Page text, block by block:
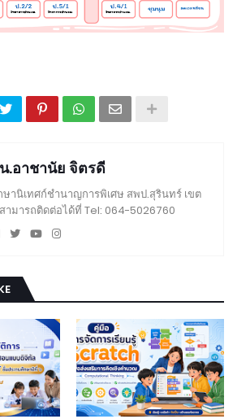
.อาชานัย จิตรดี
ษานิเทศก์ชำนาญการพิเศษ สพป.สุรินทร์ เขต
ามารถติดต่อได้ที่ Tel: 064-5026760